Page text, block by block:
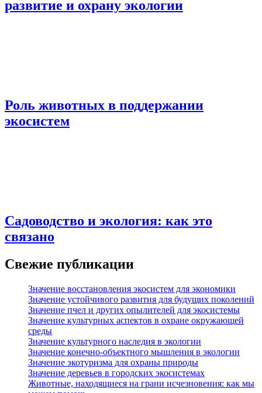
развитие и охрану экологии
Роль животных в поддержании
экосистем
Садоводство и экология: как это
связано
Свежие публикации
Значение восстановления экосистем для экономики
Значение устойчивого развития для будущих поколений
Значение пчел и других опылителей для экосистемы
Значение культурных аспектов в охране окружающей
среды
Значение культурного наследия в экологии
Значение конечно-объектного мышления в экологии
Значение экотуризма для охраны природы
Значение деревьев в городских экосистемах
Животные, находящиеся на грани исчезновения: как мы